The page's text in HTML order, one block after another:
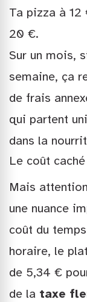
Ta pizza à
20 €.
Sur un mois,
semaine, ça
de frais
qui partent
dans la
Le coût
Mais
une nuance
coût du
horaire, le
de 5,34 €
de la taxe